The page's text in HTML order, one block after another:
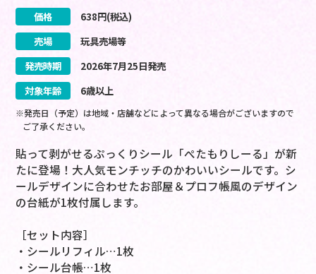
価格 638円(税込)
売場
玩具売場等
発売時期
2026年7月25日発売
対象年齢
6歳以上
※発売日（予定）は地域・店舗などによって異なる場合がございますので
ご了承ください。
貼って剥がせるぷっくりシール「ぺたもりしーる」が新
たに登場！大人気モンチッチのかわいいシールです。シ
ールデザインに合わせたお部屋＆プロフ帳風のデザイン
の台紙が1枚付属します。
［セット内容］
・シールリフィル…1枚
・シール台帳…1枚